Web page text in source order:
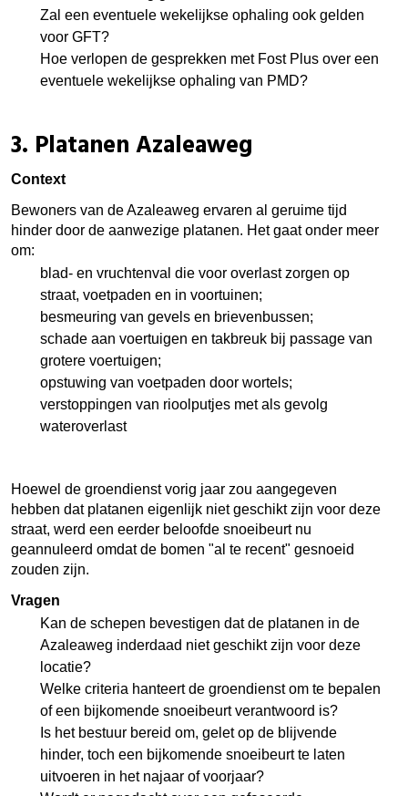
Zal een eventuele wekelijkse ophaling ook gelden
voor GFT?
Hoe verlopen de gesprekken met Fost Plus over een
eventuele wekelijkse ophaling van PMD?
3. Platanen Azaleaweg
Context
Bewoners van de Azaleaweg ervaren al geruime tijd
hinder door de aanwezige platanen. Het gaat onder meer
om:
blad- en vruchtenval die voor overlast zorgen op
straat, voetpaden en in voortuinen;
besmeuring van gevels en brievenbussen;
schade aan voertuigen en takbreuk bij passage van
grotere voertuigen;
opstuwing van voetpaden door wortels;
verstoppingen van rioolputjes met als gevolg
wateroverlast
Hoewel de groendienst vorig jaar zou aangegeven
hebben dat platanen eigenlijk niet geschikt zijn voor deze
straat, werd een eerder beloofde snoeibeurt nu
geannuleerd omdat de bomen "al te recent" gesnoeid
zouden zijn.
Vragen
Kan de schepen bevestigen dat de platanen in de
Azaleaweg inderdaad niet geschikt zijn voor deze
locatie?
Welke criteria hanteert de groendienst om te bepalen
of een bijkomende snoeibeurt verantwoord is?
Is het bestuur bereid om, gelet op de blijvende
hinder, toch een bijkomende snoeibeurt te laten
uitvoeren in het najaar of voorjaar?